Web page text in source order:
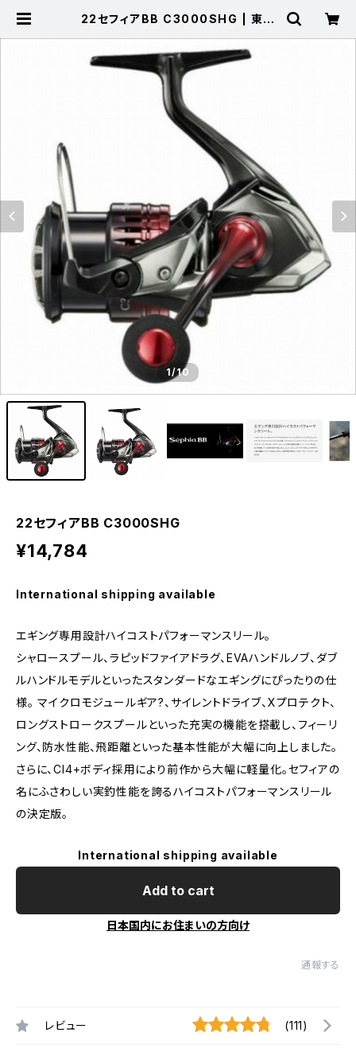
22セフィアBB C3000SHG | 東海
1/10
22セフィアBB C3000SHG
¥14,784
International shipping available
エギング専用設計ハイコストパフォーマンスリール。
シャロースプール、ラピッドファイアドラグ、EVAハンドルノブ、ダブ
ルハンドルモデルといったスタンダードなエギングにぴったりの仕
様。 マイクロモジュールギア?、サイレントドライブ、Xプロテクト、
ロングストロークスプールといった充実の機能を搭載し、フィーリ
ング、防水性能、飛距離といった基本性能が大幅に向上しました。
さらに、CI4+ボディ採用により前作から大幅に軽量化。セフィアの
名にふさわしい実釣性能を誇るハイコストパフォーマンスリール
の決定版。
International shipping available
Add to cart
日本国内にお住まいの方向け
通報する
レビュー (111)